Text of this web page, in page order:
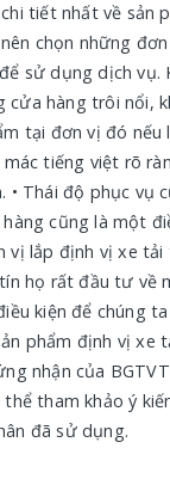
tiết nhất về sản
chọn những
sử dụng dịch vụ.
cửa hàng trôi nổi,
tại đơn vị đó nếu
tiếng việt rõ
• Thái độ phục vụ
cũng là một
vị lắp định vị xe tải
họ rất đầu tư về
kiện để chúng
phẩm định vị xe
nhận của
tham khảo ý
đã sử dụng.